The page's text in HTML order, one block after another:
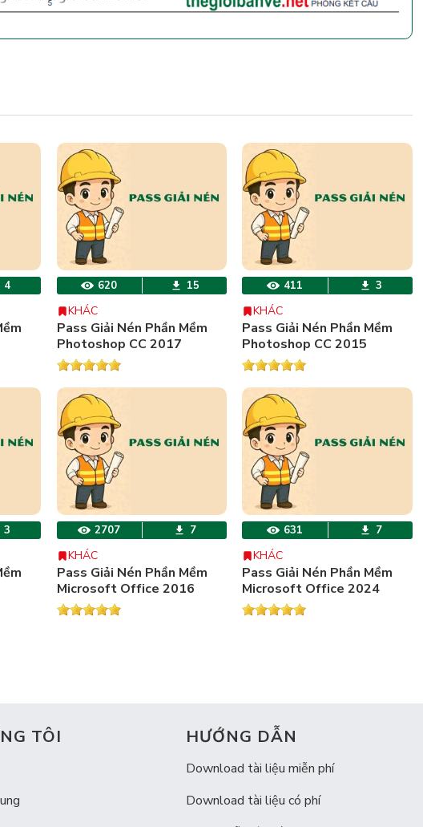
4 620 15
KHÁC
Pass Giải Nén Phần Mềm
Photoshop CC 2017
411 3
KHÁC
Pass Giải Nén Phần Mềm
Photoshop CC 2015
3 2707 7
KHÁC
Pass Giải Nén Phần Mềm
Microsoft Office 2016
631 7
KHÁC
Pass Giải Nén Phần Mềm
Microsoft Office 2024
TÔI HƯỚNG DẪN
Download tài liệu miễn phí
Download tài liệu có phí